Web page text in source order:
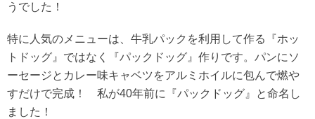
うでした！
特に人気のメニューは、牛乳パックを利用して作る『ホッ
トドッグ』ではなく『パックドッグ』作りです。パンにソ
ーセージとカレー味キャベツをアルミホイルに包んで燃や
すだけで完成！ 私が40年前に『パックドッグ』と命名し
ました！